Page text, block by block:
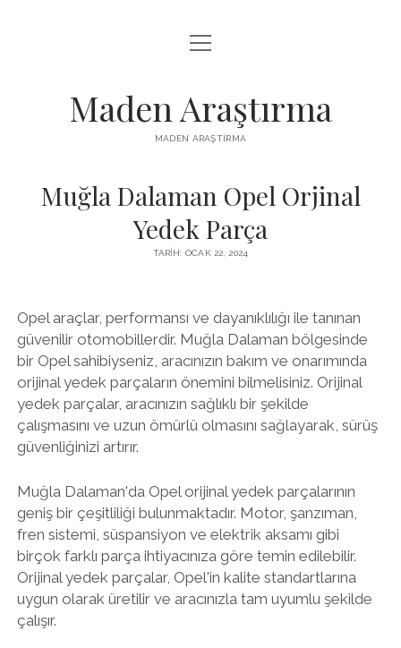
LISTE
SAYFA LISTESI
menüyü
aç
Maden Araştırma
MADEN ARAŞTIRMA
Muğla Dalaman Opel Orjinal
Yedek Parça
TARIH: OCAK 22, 2024
Opel araçlar, performansı ve dayanıklılığı ile tanınan
güvenilir otomobillerdir. Muğla Dalaman bölgesinde
bir Opel sahibiyseniz, aracınızın bakım ve onarımında
orijinal yedek parçaların önemini bilmelisiniz. Orijinal
yedek parçalar, aracınızın sağlıklı bir şekilde
çalışmasını ve uzun ömürlü olmasını sağlayarak, sürüş
güvenliğinizi artırır.
Muğla Dalaman'da Opel orijinal yedek parçalarının
geniş bir çeşitliliği bulunmaktadır. Motor, şanzıman,
fren sistemi, süspansiyon ve elektrik aksamı gibi
birçok farklı parça ihtiyacınıza göre temin edilebilir.
Orijinal yedek parçalar, Opel'in kalite standartlarına
uygun olarak üretilir ve aracınızla tam uyumlu şekilde
çalışır.